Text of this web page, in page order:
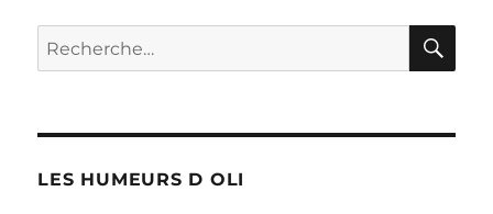
Recherche
pour :
LES HUMEURS D OLI